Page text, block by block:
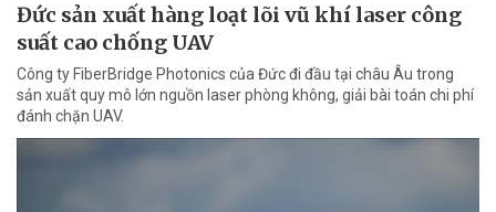
Đức sản xuất hàng loạt lõi vũ khí laser công
suất cao chống UAV
Công ty FiberBridge Photonics của Đức đi đầu tại châu Âu trong
sản xuất quy mô lớn nguồn laser phòng không, giải bài toán chi phí
đánh chặn UAV.